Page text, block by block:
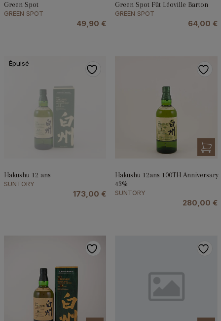
Green Spot
GREEN SPOT
49,90 €
Green Spot Fût Léoville Barton
GREEN SPOT
64,00 €
Épuisé
Hakushu 12 ans
SUNTORY
173,00 €
Hakushu 12ans 100TH Anniversary
43%
SUNTORY
280,00 €